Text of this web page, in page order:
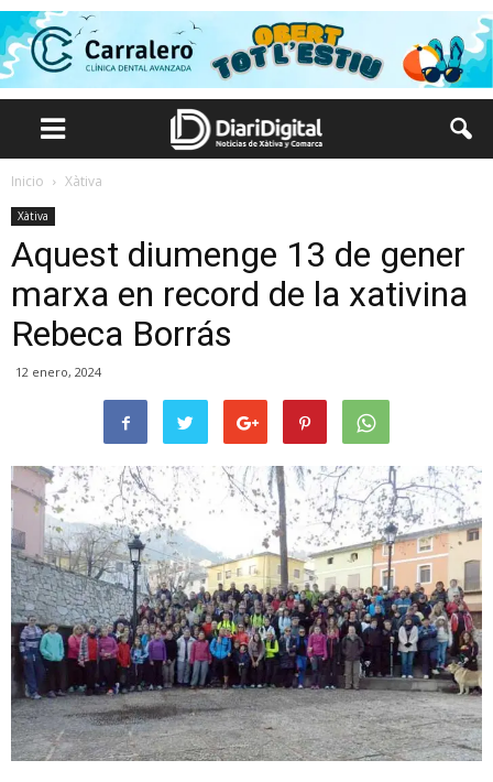
Inicio Xàtiva
Xàtiva
Aquest diumenge 13 de gener
marxa en record de la xativina
Rebeca Borrás
12 enero, 2024